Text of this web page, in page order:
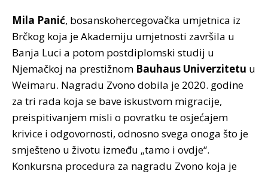
Mila Panić, bosanskohercegovačka umjetnica iz
Brčkog koja je Akademiju umjetnosti završila u
Banja Luci a potom postdiplomski studij u
Njemačkoj na prestižnom Bauhaus Univerzitetu u
Weimaru. Nagradu Zvono dobila je 2020. godine
za tri rada koja se bave iskustvom migracije,
preispitivanjem misli o povratku te osjećajem
krivice i odgovornosti, odnosno svega onoga što je
smješteno u životu između „tamo i ovdje“.
Konkursna procedura za nagradu Zvono koja je